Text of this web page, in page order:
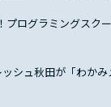
プログラミングスク
シュ秋田が「わかみ